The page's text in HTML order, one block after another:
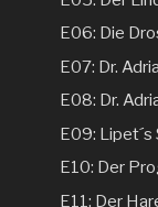
E06: Die
E07: Dr.
E08: Dr.
E09: Lipet´s
E10: Der
E11: Der